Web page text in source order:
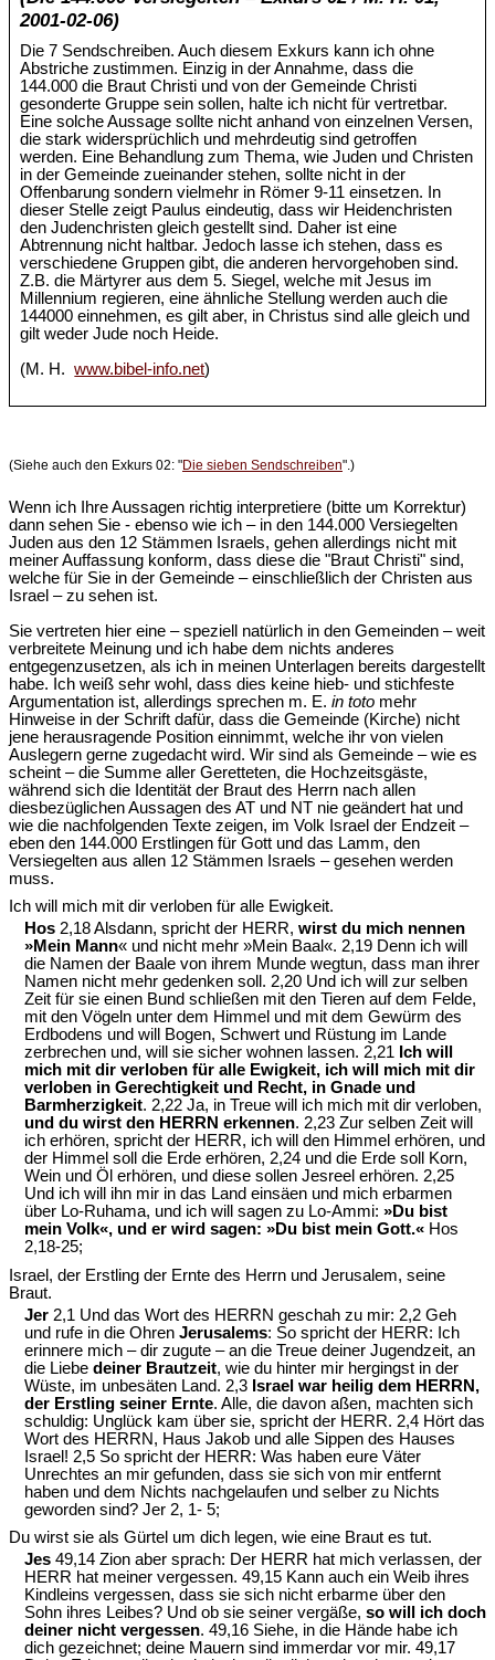
2001-02-06)
Die 7 Sendschreiben. Auch diesem Exkurs kann ich ohne
Abstriche zustimmen. Einzig in der Annahme, dass die
144.000 die Braut Christi und von der Gemeinde Christi
gesonderte Gruppe sein sollen, halte ich nicht für vertretbar.
Eine solche Aussage sollte nicht anhand von einzelnen Versen,
die stark widersprüchlich und mehrdeutig sind getroffen
werden. Eine Behandlung zum Thema, wie Juden und Christen
in der Gemeinde zueinander stehen, sollte nicht in der
Offenbarung sondern vielmehr in Römer 9-11 einsetzen. In
dieser Stelle zeigt Paulus eindeutig, dass wir Heidenchristen
den Judenchristen gleich gestellt sind. Daher ist eine
Abtrennung nicht haltbar. Jedoch lasse ich stehen, dass es
verschiedene Gruppen gibt, die anderen hervorgehoben sind.
Z.B. die Märtyrer aus dem 5. Siegel, welche mit Jesus im
Millennium regieren, eine ähnliche Stellung werden auch die
144000 einnehmen, es gilt aber, in Christus sind alle gleich und
gilt weder Jude noch Heide.
(M. H.www.bibel-info.net)
(Siehe auch den Exkurs 02: "Die sieben Sendschreiben".)
Wenn ich Ihre Aussagen richtig interpretiere (bitte um Korrektur)
dann sehen Sie - ebenso wie ich – in den 144.000 Versiegelten
Juden aus den 12 Stämmen Israels, gehen allerdings nicht mit
meiner Auffassung konform, dass diese die "Braut Christi" sind,
welche für Sie in der Gemeinde – einschließlich der Christen aus
Israel – zu sehen ist.
Sie vertreten hier eine – speziell natürlich in den Gemeinden – weit
verbreitete Meinung und ich habe dem nichts anderes
entgegenzusetzen, als ich in meinen Unterlagen bereits dargestellt
habe. Ich weiß sehr wohl, dass dies keine hieb- und stichfeste
Argumentation ist, allerdings sprechen m. E. in toto mehr
Hinweise in der Schrift dafür, dass die Gemeinde (Kirche) nicht
jene herausragende Position einnimmt, welche ihr von vielen
Auslegern gerne zugedacht wird. Wir sind als Gemeinde – wie es
scheint – die Summe aller Geretteten, die Hochzeitsgäste,
während sich die Identität der Braut des Herrn nach allen
diesbezüglichen Aussagen des AT und NT nie geändert hat und
wie die nachfolgenden Texte zeigen, im Volk Israel der Endzeit –
eben den 144.000 Erstlingen für Gott und das Lamm, den
Versiegelten aus allen 12 Stämmen Israels – gesehen werden
muss.
Ich will mich mit dir verloben für alle Ewigkeit.
Hos 2,18 Alsdann, spricht der HERR, wirst du mich nennen
»Mein Mann« und nicht mehr »Mein Baal«. 2,19 Denn ich will
die Namen der Baale von ihrem Munde wegtun, dass man ihrer
Namen nicht mehr gedenken soll. 2,20 Und ich will zur selben
Zeit für sie einen Bund schließen mit den Tieren auf dem Felde,
mit den Vögeln unter dem Himmel und mit dem Gewürm des
Erdbodens und will Bogen, Schwert und Rüstung im Lande
zerbrechen und, will sie sicher wohnen lassen. 2,21 Ich will
mich mit dir verloben für alle Ewigkeit, ich will mich mit dir
verloben in Gerechtigkeit und Recht, in Gnade und
Barmherzigkeit. 2,22 Ja, in Treue will ich mich mit dir verloben,
und du wirst den HERRN erkennen. 2,23 Zur selben Zeit will
ich erhören, spricht der HERR, ich will den Himmel erhören, und
der Himmel soll die Erde erhören, 2,24 und die Erde soll Korn,
Wein und Öl erhören, und diese sollen Jesreel erhören. 2,25
Und ich will ihn mir in das Land einsäen und mich erbarmen
über Lo-Ruhama, und ich will sagen zu Lo-Ammi: »Du bist
mein Volk«, und er wird sagen: »Du bist mein Gott.« Hos
2,18-25;
Israel, der Erstling der Ernte des Herrn und Jerusalem, seine
Braut.
Jer 2,1 Und das Wort des HERRN geschah zu mir: 2,2 Geh
und rufe in die Ohren Jerusalems: So spricht der HERR: Ich
erinnere mich – dir zugute – an die Treue deiner Jugendzeit, an
die Liebe deiner Brautzeit, wie du hinter mir hergingst in der
Wüste, im unbesäten Land. 2,3 Israel war heilig dem HERRN,
der Erstling seiner Ernte. Alle, die davon aßen, machten sich
schuldig: Unglück kam über sie, spricht der HERR. 2,4 Hört das
Wort des HERRN, Haus Jakob und alle Sippen des Hauses
Israel! 2,5 So spricht der HERR: Was haben eure Väter
Unrechtes an mir gefunden, dass sie sich von mir entfernt
haben und dem Nichts nachgelaufen und selber zu Nichts
geworden sind? Jer 2, 1- 5;
Du wirst sie als Gürtel um dich legen, wie eine Braut es tut.
Jes 49,14 Zion aber sprach: Der HERR hat mich verlassen, der
HERR hat meiner vergessen. 49,15 Kann auch ein Weib ihres
Kindleins vergessen, dass sie sich nicht erbarme über den
Sohn ihres Leibes? Und ob sie seiner vergäße, so will ich doch
deiner nicht vergessen. 49,16 Siehe, in die Hände habe ich
dich gezeichnet; deine Mauern sind immerdar vor mir. 49,17